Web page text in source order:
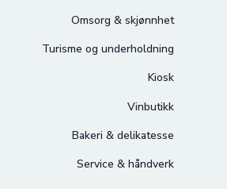
Omsorg & skjønnhet
Turisme og underholdning
Kiosk
Vinbutikk
Bakeri & delikatesse
Service & håndverk